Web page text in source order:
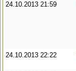
24.10.2013 21:59
24.10.2013 22:22